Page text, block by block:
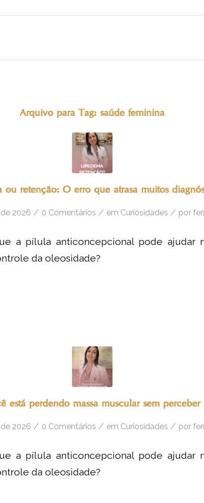
Arquivo para Tag: saúde feminina
ou retenção: O erro que atrasa muitos
2026 / 0 Comentários / em Curiosidades / por
a pílula anticoncepcional pode ajudar
da oleosidade?
está perdendo massa muscular sem perceber
2026 / 0 Comentários / em Curiosidades / por
a pílula anticoncepcional pode ajudar
da oleosidade?